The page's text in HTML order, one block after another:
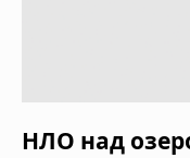
НЛО над